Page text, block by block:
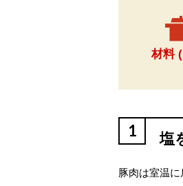
材料 (
1 塩
豚肉は室温